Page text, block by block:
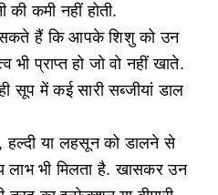
की कमी नहीं होती.
हैं कि आपके शिशु को उन
भी प्राप्त हो जो वो नहीं खाते.
सूप में कई सारी सब्जीयां डाल
हल्दी या लहसून को डालने से
भी मिलता है. खासकर उन